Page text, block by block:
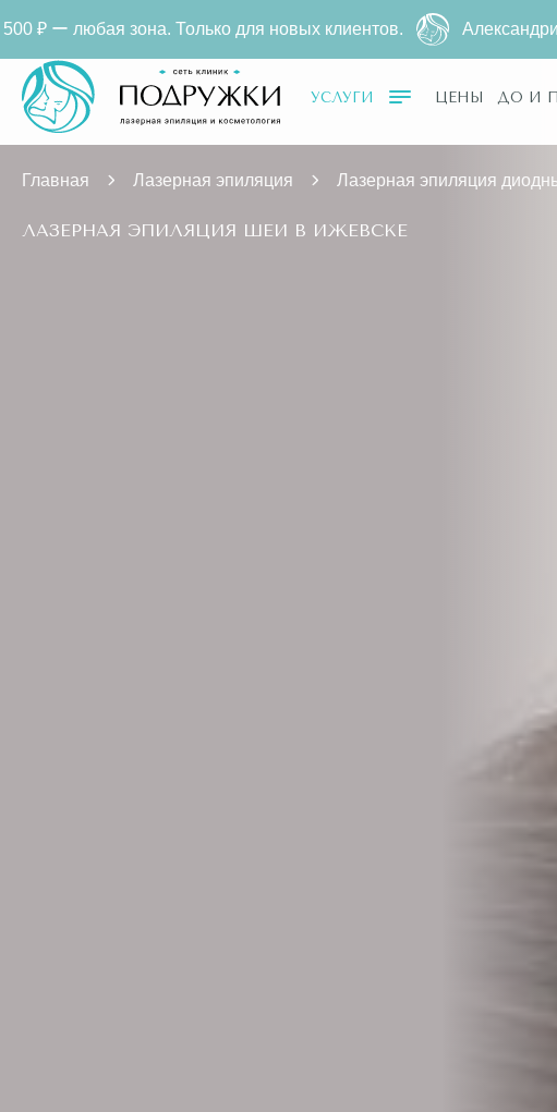
УСЛУГИ ЦЕНЫ ДО И
Главная Лазерная эпиляция Лазерная эпиляция
ЛАЗЕРНАЯ ЭПИЛЯЦИЯ ШЕИ В ИЖЕВСКЕ
Только для новых клиентов. Александритовая эпиляция